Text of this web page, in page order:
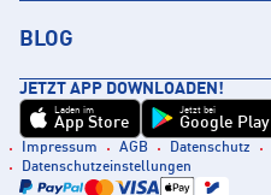
BLOG
JETZT APP DOWNLOADEN!
Laden im
App Store
Jetzt bei
Google Play
Impressum AGB Datenschutz
Datenschutzeinstellungen